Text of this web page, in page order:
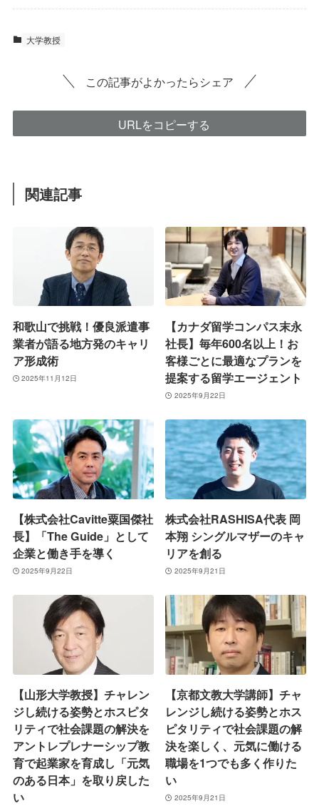
大学教授
この記事がよかったらシェア
URLをコピーする
関連記事
和歌山で挑戦！優良派遣事
業者が語る地方発のキャリ
ア形成術
2025年11月12日
【カナダ留学コンパス末永
社長】毎年600名以上！お
客様ごとに最適なプランを
提案する留学エージェント
2025年9月22日
【株式会社Cavitte粟国傑社
長】「The Guide」として
企業と働き手を導く
2025年9月22日
株式会社RASHISA代表 岡
本翔 シングルマザーのキャ
リアを創る
2025年9月21日
【山形大学教授】チャレン
ジし続ける姿勢とホスピタ
リティで社会課題の解決を
アントレプレナーシップ教
育で起業家を育成し「元気
のある日本」を取り戻した
い
【京都文教大学講師】チャ
レンジし続ける姿勢とホス
ピタリティで社会課題の解
決を楽しく、元気に働ける
職場を1つでも多く作りた
い
2025年9月21日